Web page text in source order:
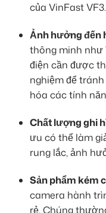
của VinFast VF3.
Ảnh hưởng đến
thông minh như
điện cần được
nghiệm để
hóa các tính
Chất lượng ghi
ưu có thể làm
rung lắc, ảnh
Sản phẩm kém
camera hành
rẻ. Chúng